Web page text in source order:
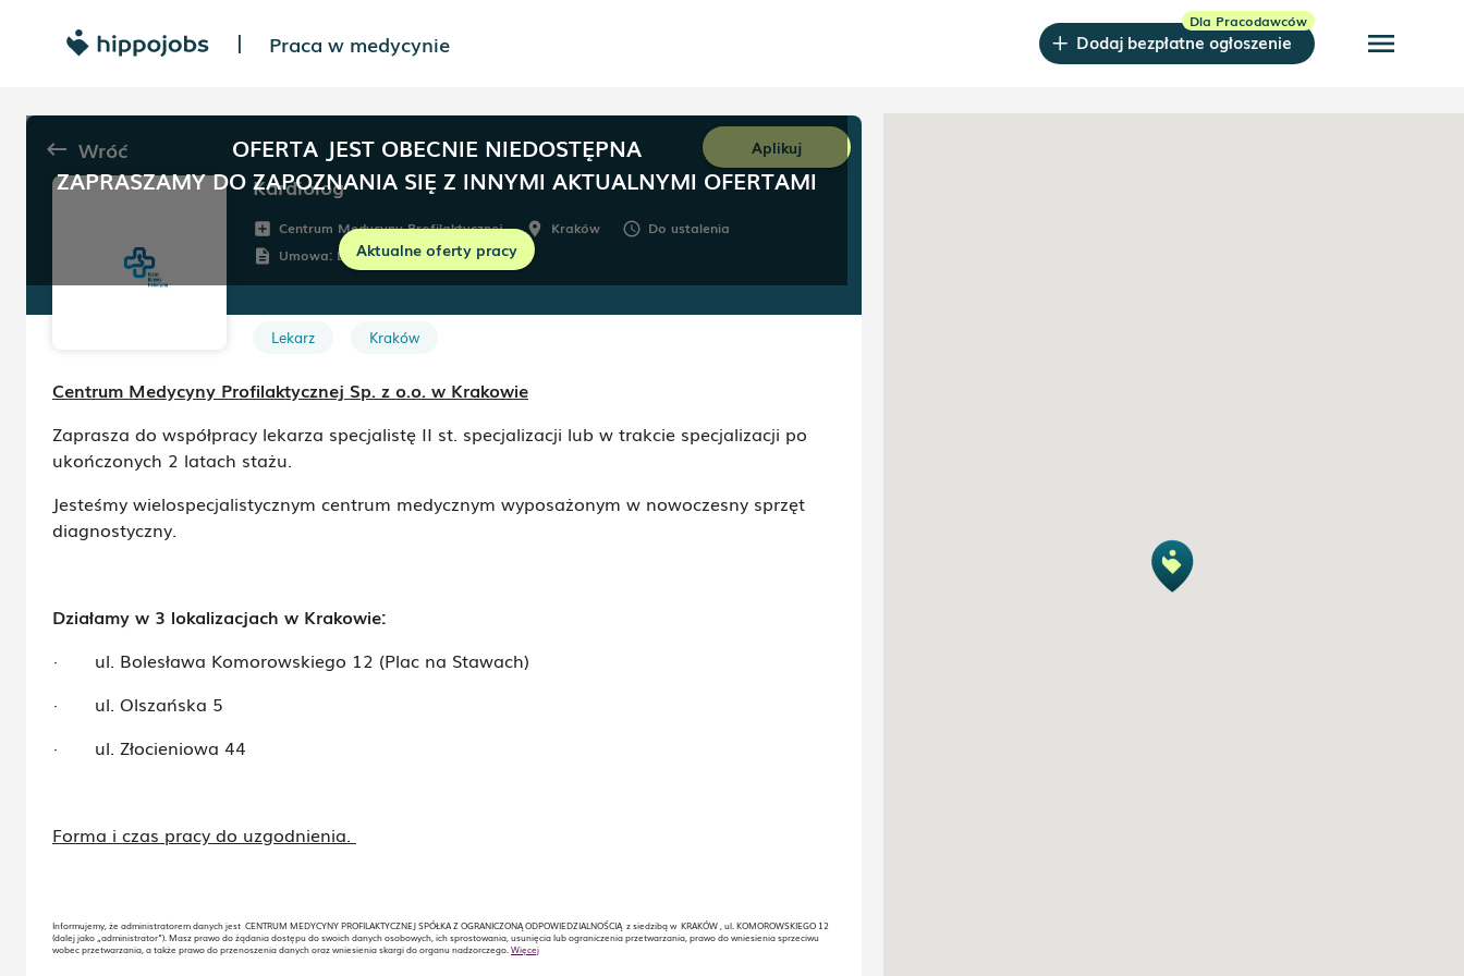
| Praca w medycynie Dodaj bezpłatne ogłoszenie menu
OFERTA JEST OBECNIE NIEDOSTĘPNA
ZAPRASZAMY DO ZAPOZNANIA SIĘ Z INNYMI AKTUALNYMI OFERTAMI
Aktualne oferty pracy
keyboard_backspace Wróć Aplikuj
Kardiolog
add_box Centrum Medycyny Profilaktycznej room Kraków schedule Do ustalenia
description Umowa: Dowolna
Lekarz Kraków
Centrum Medycyny Profilaktycznej Sp. z o.o. w Krakowie
Zaprasza do współpracy lekarza specjalistę II st. specjalizacji lub w trakcie specjalizacji po
ukończonych 2 latach stażu.
Jesteśmy wielospecjalistycznym centrum medycznym wyposażonym w nowoczesny sprzęt
diagnostyczny.
Działamy w 3 lokalizacjach w Krakowie:
·
ul. Bolesława Komorowskiego 12 (Plac na Stawach)
·
ul. Olszańska 5
·
ul. Złocieniowa 44
Forma i czas pracy do uzgodnienia.
Informujemy, że administratorem danych jest CENTRUM MEDYCYNY PROFILAKTYCZNEJ SPÓŁKA Z OGRANICZONĄ ODPOWIEDZIALNOŚCIĄ z siedzibą w KRAKÓW , ul. KOMOROWSKIEGO 12
(dalej jako „administrator”). Masz prawo do żądania dostępu do swoich danych osobowych, ich sprostowania, usunięcia lub ograniczenia przetwarzania, prawo do wniesienia sprzeciwu
wobec przetwarzania, a także prawo do przenoszenia danych oraz wniesienia skargi do organu nadzorczego. Więcej